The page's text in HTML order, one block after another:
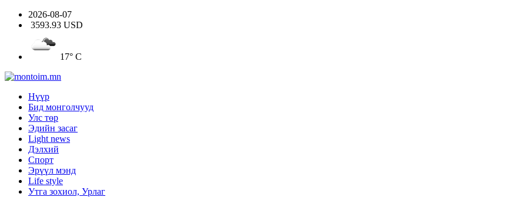
2026-08-07
3593.93 USD
17° C
Нүүр
Бид монголчууд
Улс төр
Эдийн засаг
Light news
Дэлхий
Спорт
Эрүүл мэнд
Life style
Утга зохиол, Урлаг